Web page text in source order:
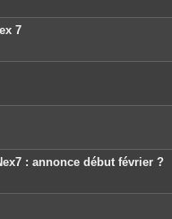
7
: annonce début février ?